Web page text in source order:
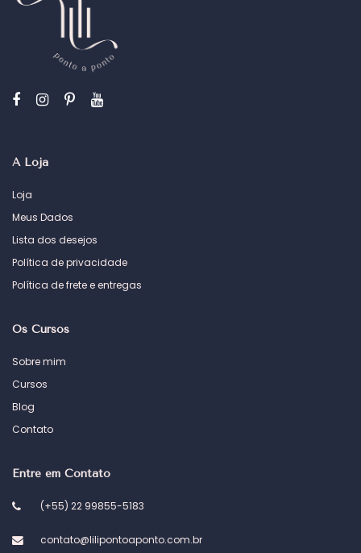
A Loja
Loja
Meus Dados
Lista dos desejos
Política de privacidade
Política de frete e entregas
Os Cursos
Sobre mim
Cursos
Blog
Contato
Entre em Contato
(+55) 22 99855-5183
contato@lilipontoaponto.com.br